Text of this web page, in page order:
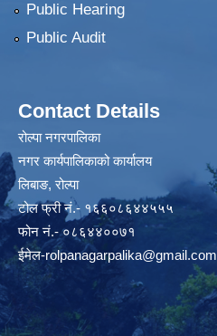
Public Hearing
Public Audit
Contact Details
रोल्पा नगरपालिका
नगर कार्यपालिकाको कार्यालय
लिबाङ, रोल्पा
टोल फ्री नं.- १६६०८६४४५५५
फोन नं.- ०८६४४००७१
ईमेल-rolpanagarpalika@gmail.com